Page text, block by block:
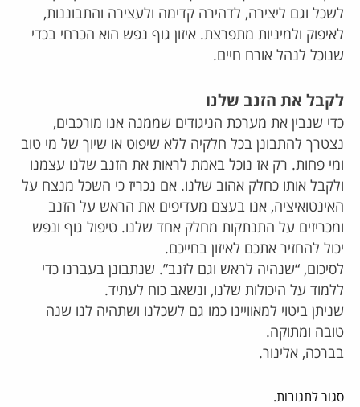
לשכל וגם ליצירה, לדהירה קדימה ולעצירה והתבוננות,
לאיפוק ולמיניות מתפרצת. איזון גוף נפש הוא הכרחי בכדי
שנוכל לנהל אורח חיים.
לקבל את הזנב שלנו
כדי שנבין את מערכת הניגודים שממנה אנו מורכבים,
נצטרך להתבונן בכל חלקיה ללא שיפוט או שיוך של מי טוב
ומי פחות. רק אז נוכל באמת לראות את הזנב שלנו עצמנו
ולקבל אותו כחלק אהוב שלנו. אם נכריז כי השכל מנצח על
האינטואיציה, אנו בעצם מעדיפים את הראש על הזנב
ומכריזים על התנתקות מחלק אחד שלנו. טיפול גוף ונפש
יכול להחזיר אתכם לאיזון בחייכם.
לסיכום, “שנהיה לראש וגם לזנב”. שנתבונן בעברנו כדי
ללמוד על היכולות שלנו, ונשאב כוח לעתיד.
שניתן ביטוי למאוויינו כמו גם לשכלנו ושתהיה לנו שנה
טובה ומתוקה.
בברכה, אלינור.
סגור לתגובות.